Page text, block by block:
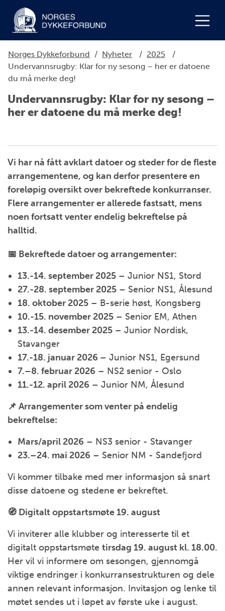
Norges Dykkeforbund / Nyheter / 2025
/
Undervannsrugby: Klar for ny sesong – her er datoene
du må merke deg!
Undervannsrugby: Klar for ny sesong –
her er datoene du må merke deg!
Vi har nå fått avklart datoer og steder for de fleste
arrangementene, og kan derfor presentere en
foreløpig oversikt over bekreftede konkurranser.
Flere arrangementer er allerede fastsatt, mens
noen fortsatt venter endelig bekreftelse på
halltid.
📅 Bekreftede datoer og arrangementer:
13.-14. september 2025 – Junior NS1, Stord
27.-28. september 2025 – Senior NS1, Ålesund
18. oktober 2025 – B-serie høst, Kongsberg
10.-15. november 2025 – Senior EM, Athen
13.-14. desember 2025 – Junior Nordisk,
Stavanger
17.-18. januar 2026 – Junior NS1, Egersund
7.–8. februar 2026 – NS2 senior - Oslo
11.-12. april 2026 – Junior NM, Ålesund
📌 Arrangementer som venter på endelig
bekreftelse:
Mars/april 2026 – NS3 senior - Stavanger
23.–24. mai 2026 – Senior NM - Sandefjord
Vi kommer tilbake med mer informasjon så snart
disse datoene og stedene er bekreftet.
🧭 Digitalt oppstartsmøte 19. august
Vi inviterer alle klubber og interesserte til et
digitalt oppstartsmøte tirsdag 19. august kl. 18.00.
Her vil vi informere om sesongen, gjennomgå
viktige endringer i konkurransestrukturen og dele
annen relevant informasjon. Invitasjon og lenke til
møtet sendes ut i løpet av første uke i august.